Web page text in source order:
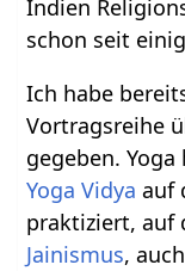
Indien
schon seit
Ich habe
Vortragsreihe
gegeben.
Yoga Vidya auf
praktiziert, auf
Jainismus,